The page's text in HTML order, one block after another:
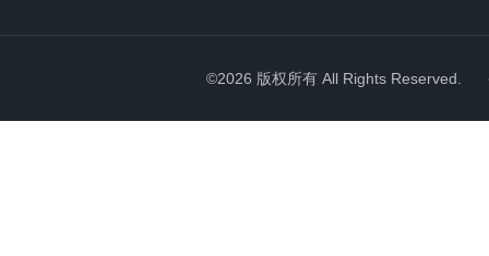
©2026 版权所有 All Rights Reserved.